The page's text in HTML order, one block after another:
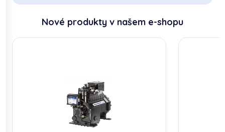
Nové produkty v našem e-shopu